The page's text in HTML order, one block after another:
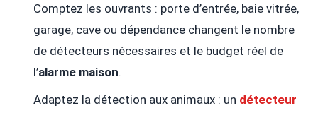
Comptez les ouvrants : porte d’entrée, baie vitrée,
garage, cave ou dépendance changent le nombre
de détecteurs nécessaires et le budget réel de
l’alarme maison.
Adaptez la détection aux animaux : un détecteur